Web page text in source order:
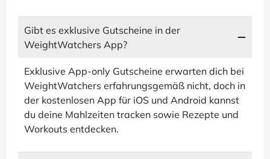
Gibt es exklusive Gutscheine in der
WeightWatchers App?
Exklusive App-only Gutscheine erwarten dich bei
WeightWatchers erfahrungsgemäß nicht, doch in
der kostenlosen App für iOS und Android kannst
du deine Mahlzeiten tracken sowie Rezepte und
Workouts entdecken.